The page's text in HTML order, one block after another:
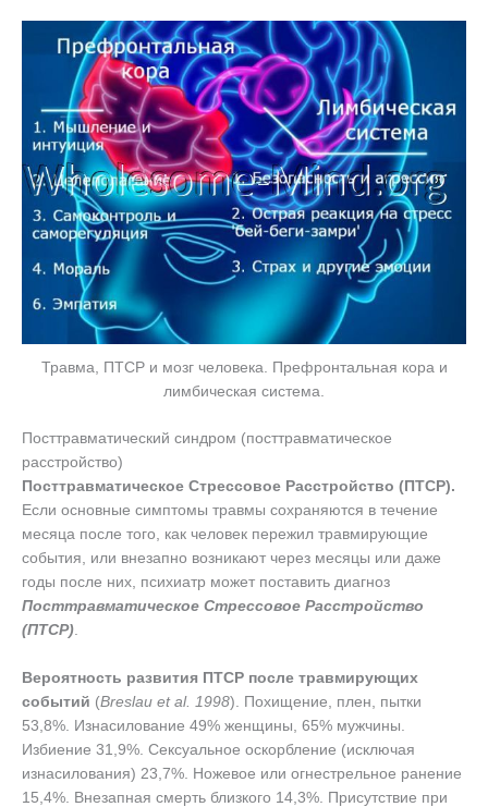
Травма, ПТСР и мозг человека. Префронтальная кора и
лимбическая система.
Посттравматический синдром (посттравматическое
расстройство)
Посттравматическое Стрессовое Расстройство (ПТСР).
Если основные симптомы травмы сохраняются в течение
месяца после того, как человек пережил травмирующие
события, или внезапно возникают через месяцы или даже
годы после них, психиатр может поставить диагноз
Посттравматическое Стрессовое Расстройство
(ПТСР)
Вероятность развития ПТСР после травмирующих
событий (Breslau et al. 1998). Похищение, плен, пытки
53,8%. Изнасилование 49% женщины, 65% мужчины.
Избиение 31,9%. Сексуальное оскорбление (исключая
изнасилования) 23,7%. Ножевое или огнестрельное ранение
15,4%. Внезапная смерть близкого 14,3%. Присутствие при